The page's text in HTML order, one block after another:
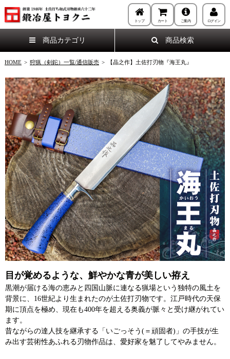
トップ カート ご案内 ログイン
商品カテゴリ 商品検索
HOME > 狩猟（剣鉈）一覧/通信販売 > 【晶之作】土佐打刃物『海王丸』
目が覚めるような、鮮やかな青が美しい拵え
黒潮が届ける海の恵みと四国山脈に連なる猟場という独特の風土を
背景に、16世紀より生まれたのが土佐打刃物です。江戸時代の天保
期に頂点を極め、現在も400年を超える奥義が脈々と受け継がれてい
ます。
昔ながらの達人技を継承する「いごっそう(＝頑固者)」の手技が生
み出す芸術性あふれる刃物作品は、愛好家を魅了してやみません。